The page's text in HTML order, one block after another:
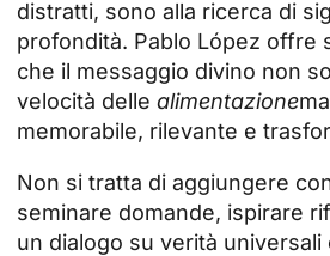
distratti, sono alla ricerca di
profondità. Pablo López offre
che il messaggio divino non
velocità delle alimentazione
memorabile, rilevante e
Non si tratta di aggiungere
seminare domande, ispirare
un dialogo su verità